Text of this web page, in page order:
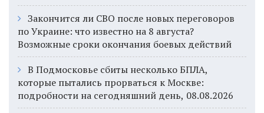
Закончится ли СВО после новых переговоров
по Украине: что известно на 8 августа?
Возможные сроки окончания боевых действий
В Подмосковье сбиты несколько БПЛА,
которые пытались прорваться к Москве:
подробности на сегодняшний день, 08.08.2026